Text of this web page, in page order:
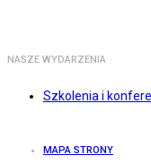
NASZE WYDARZENIA
Szkolenia i
MAPA STRONY